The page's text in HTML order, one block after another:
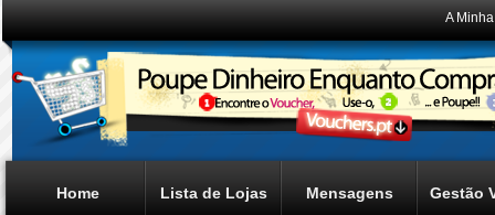
A
Home Lista de Lojas Mensagens Gestão